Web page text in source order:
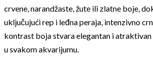
crvene, narandžaste, žute ili zlatne boje,
uključujući rep i leđna peraja, intenzivno
kontrast boja stvara elegantan i
u svakom akvarijumu.